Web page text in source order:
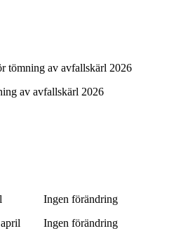
tömning av avfallskärl 2026
av avfallskärl 2026
Ingen förändring
Ingen förändring